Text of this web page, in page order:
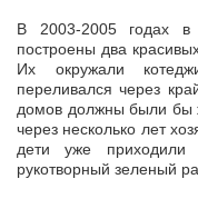
В 2003-2005 годах в
построены два
Их окружали
переливался через
домов должны были бы
через несколько лет
дети уже приходили
рукотворный зеленый